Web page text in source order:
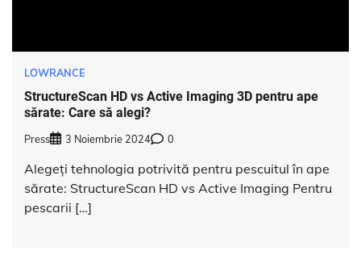
LOWRANCE
StructureScan HD vs Active Imaging 3D pentru ape
sărate: Care să alegi?
Press 3 Noiembrie 2024 0
Alegeți tehnologia potrivită pentru pescuitul în ape
sărate: StructureScan HD vs Active Imaging Pentru
pescarii […]